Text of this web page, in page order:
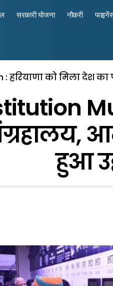
सरकारी योजना नौकरी
: हरियाणा को मिला देश
हुआ